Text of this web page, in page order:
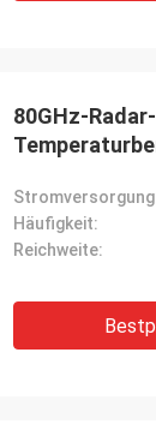
80GHz-
Häufigkeit:
Reichweite: